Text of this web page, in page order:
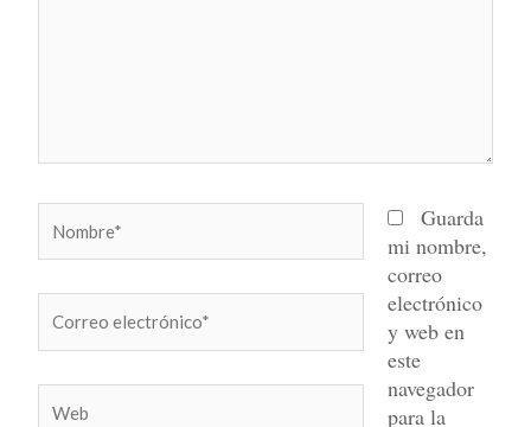
electrónico*
Guarda
mi nombre,
correo
electrónico
y web en
este
navegador
para la